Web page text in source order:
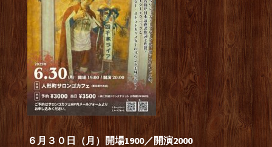
６月３０日（月）開場1900／開演2000